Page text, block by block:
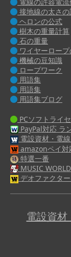
接地線の太さ
ヘロンの公式
樹木の重量計算
石の重量
ワイヤーロー
機械の豆知識
ロープワーク
用語集
用語集
用語集ブログ
PCソフトライ
PayPal対応 ラ
電設資材・電
amazonペイ対
特選一番
MUSIC WORLD
デオファクタ
電設資